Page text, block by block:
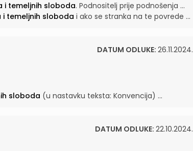
i temeljnih sloboda. Podnositelj prije podnošenja ...
i temeljnih sloboda i ako se stranka na te povrede ...
DATUM ODLUKE: 26.11.2024.
sloboda (u nastavku teksta: Konvencija) ...
DATUM ODLUKE: 22.10.2024.